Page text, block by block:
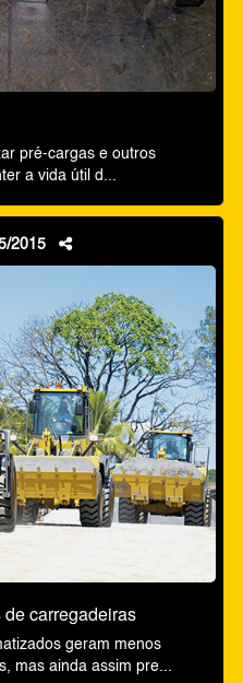
pré-cargas e outros
a vida útil d...
2015
carregadeiras
geram menos
mas ainda assim pre...